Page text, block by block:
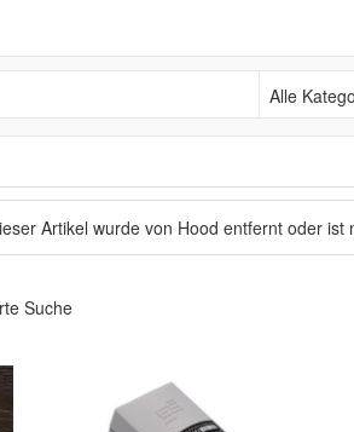
Alle
Artikel wurde von Hood entfernt oder ist
Suche